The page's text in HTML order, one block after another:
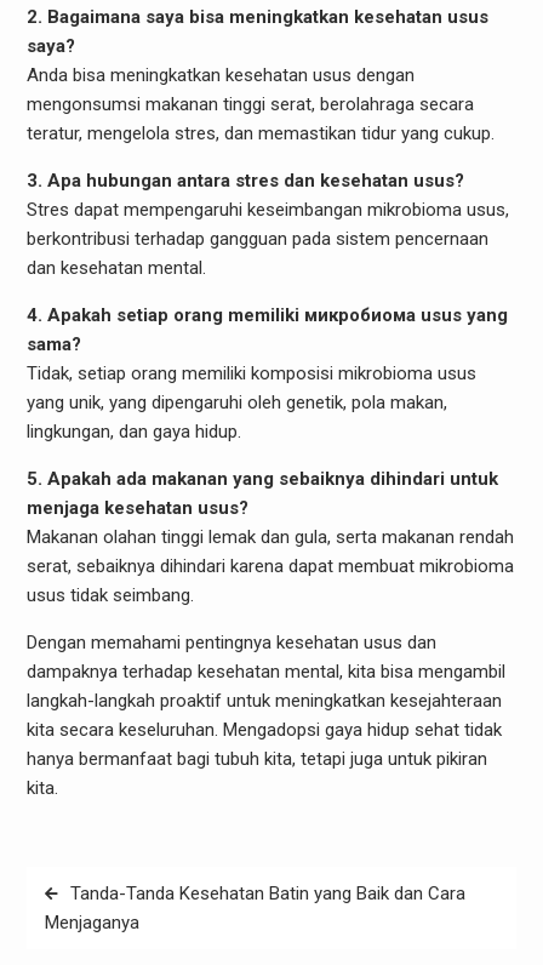
2. Bagaimana saya bisa meningkatkan kesehatan usus
saya?
Anda bisa meningkatkan kesehatan usus dengan
mengonsumsi makanan tinggi serat, berolahraga secara
teratur, mengelola stres, dan memastikan tidur yang cukup.
3. Apa hubungan antara stres dan kesehatan usus?
Stres dapat mempengaruhi keseimbangan mikrobioma usus,
berkontribusi terhadap gangguan pada sistem pencernaan
dan kesehatan mental.
4. Apakah setiap orang memiliki микробиома usus yang
sama?
Tidak, setiap orang memiliki komposisi mikrobioma usus
yang unik, yang dipengaruhi oleh genetik, pola makan,
lingkungan, dan gaya hidup.
5. Apakah ada makanan yang sebaiknya dihindari untuk
menjaga kesehatan usus?
Makanan olahan tinggi lemak dan gula, serta makanan rendah
serat, sebaiknya dihindari karena dapat membuat mikrobioma
usus tidak seimbang.
Dengan memahami pentingnya kesehatan usus dan
dampaknya terhadap kesehatan mental, kita bisa mengambil
langkah-langkah proaktif untuk meningkatkan kesejahteraan
kita secara keseluruhan. Mengadopsi gaya hidup sehat tidak
hanya bermanfaat bagi tubuh kita, tetapi juga untuk pikiran
kita.
Post
navigation
Tanda-Tanda Kesehatan Batin yang Baik dan Cara
Menjaganya